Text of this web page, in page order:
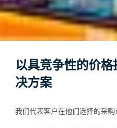
以具竞争性的价
决方案
我们代表客户在他们选择的采购